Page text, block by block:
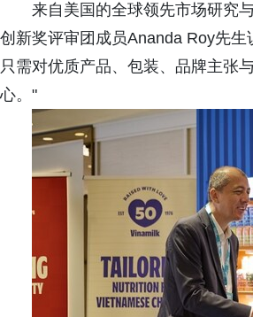
来自美国的全球领先市场研究
创新奖评审团成员Ananda Roy先
只需对优质产品、包装、品牌主张
心。"